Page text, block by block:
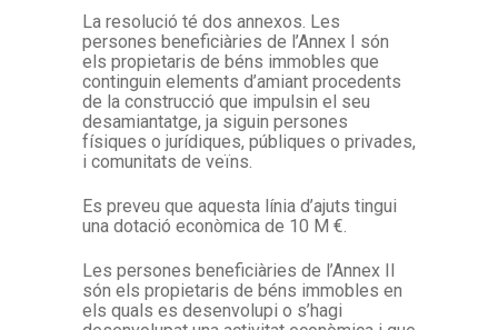
La resolució té dos annexos. Les
persones beneficiàries de l’Annex I són
els propietaris de béns immobles que
continguin elements d’amiant procedents
de la construcció que impulsin el seu
desamiantatge, ja siguin persones
físiques o jurídiques, públiques o privades,
i comunitats de veïns.
Es preveu que aquesta línia d’ajuts tingui
una dotació econòmica de 10 M €.
Les persones beneficiàries de l’Annex II
són els propietaris de béns immobles en
els quals es desenvolupi o s’hagi